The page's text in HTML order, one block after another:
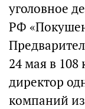
уголовное
РФ
24 мая в 108
директор
компаний